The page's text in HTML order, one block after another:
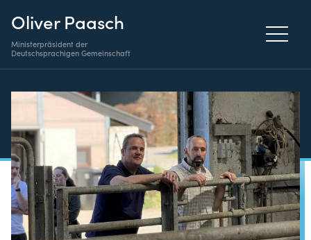
Oliver Paasch
Ministerpräsident der
Deutschsprachigen Gemeinschaft